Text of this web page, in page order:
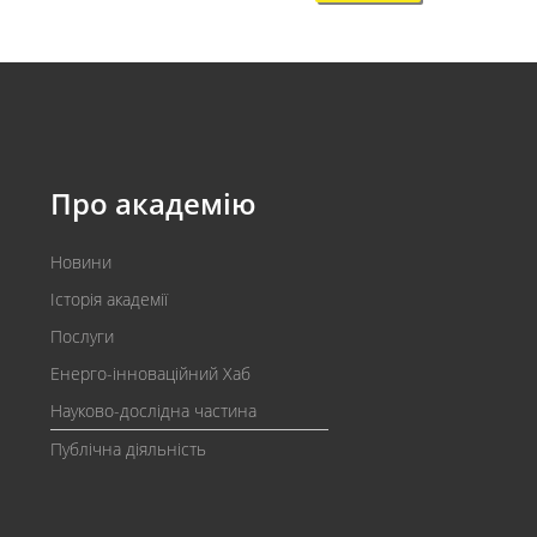
Про академію
Новини
Історія академії
Послуги
Енерго-інноваційний Хаб
Науково-дослідна частина
Публічна діяльність